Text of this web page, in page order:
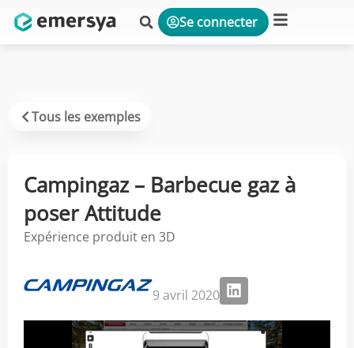
Se connecter
Tous les exemples
Campingaz – Barbecue gaz à
poser Attitude
Expérience produit en 3D
9 avril 2020